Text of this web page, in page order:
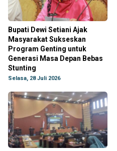
Bupati Dewi Setiani Ajak
Masyarakat Sukseskan
Program Genting untuk
Generasi Masa Depan Bebas
Stunting
Selasa, 28 Juli 2026